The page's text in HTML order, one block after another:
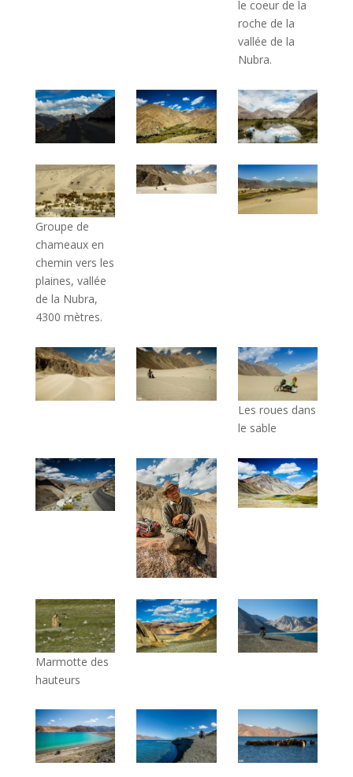
le coeur de la
roche de la
vallée de la
Nubra.
Groupe de
chameaux en
chemin vers les
plaines, vallée
de la Nubra,
4300 mètres.
Les roues dans
le sable
Marmotte des
hauteurs